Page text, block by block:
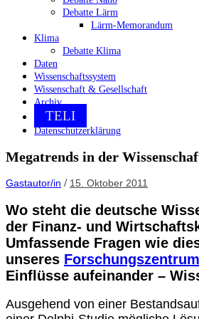
Debatte Lärm
Lärm-Memorandum
Klima
Debatte Klima
Daten
Wissenschaftssystem
Wissenschaft & Gesellschaft
Archiv
TELI
Datenschutzerklärung
Megatrends in der
Gastautor/in / 15. Oktober 2011
Wo steht die deutsche
der Finanz- und
Umfassende Fragen wie
unseres
Einflüsse aufeinander –
Ausgehend von einer